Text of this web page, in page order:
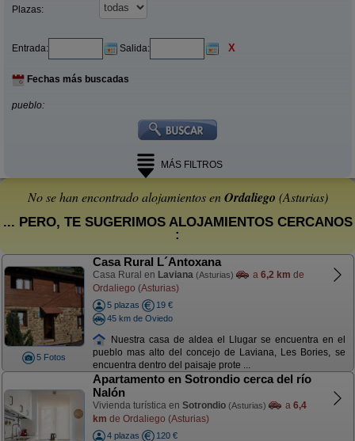
Plazas:
Entrada: Salida: X
Fechas más buscadas
pueblo:
MÁS FILTROS
No se han encontrado alojamientos enOrdaliego (Asturias)
... PERO, TE SUGERIMOS ALOJAMIENTOS CERCANOS
:
5 Fotos
Casa Rural L´Antoxana
Casa Rural en Laviana (Asturias) a 6,2 km de
Ordaliego (Asturias)
5 plazas
19 €
45 km de Oviedo
Nuestra casa de aldea el Llugar se encuentra en el
pueblo mas alto del concejo de Laviana, Les Bories, se
encuentra dentro del paisaje prote ...
Apartamento en Sotrondio cerca del río
Nalón
Vivienda turística en Sotrondio (Asturias) a 6,4
km de Ordaliego (Asturias)
4 plazas
120 €